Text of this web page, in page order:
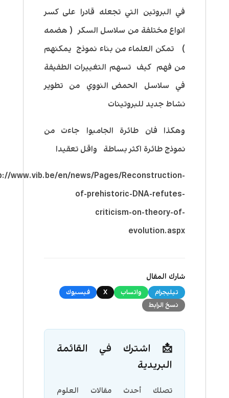
في البروتين التي تجعله قادرا على كسر
انواع مختلفة من سلاسل السكر ( هضمه
) تمكن العلماء من بناء نموذج يمكنهم
من فهم كيف تسهم التغييرات الطفيفة
في سلاسل الحمض النووي من تطوير
نشاط جديد للبروتينات
وهكذا فان طائرة الجامبوا جاءت من
نموذج طائرة اكثر بساطة واقل تعقيدا
www.vib.be/en/news/Pages/Reconstruction-
of-prehistoric-DNA-refutes-
criticism-on-theory-of-
evolution.aspx
شارك المقال
تيليجرام واتساب X
فيسبوك
نسخ الرابط
📩 اشترك في القائمة
البريدية
تصلك أحدث مقالات العلوم